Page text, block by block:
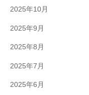
2025年10月
2025年9月
2025年8月
2025年7月
2025年6月